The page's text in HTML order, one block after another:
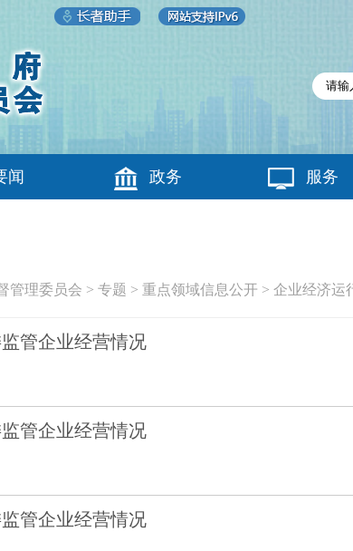
闻 政务 服务
管理委员会 > 专题 > 重点领域信息公开 > 企业经济运
管企业经营情况
管企业经营情况
管企业经营情况